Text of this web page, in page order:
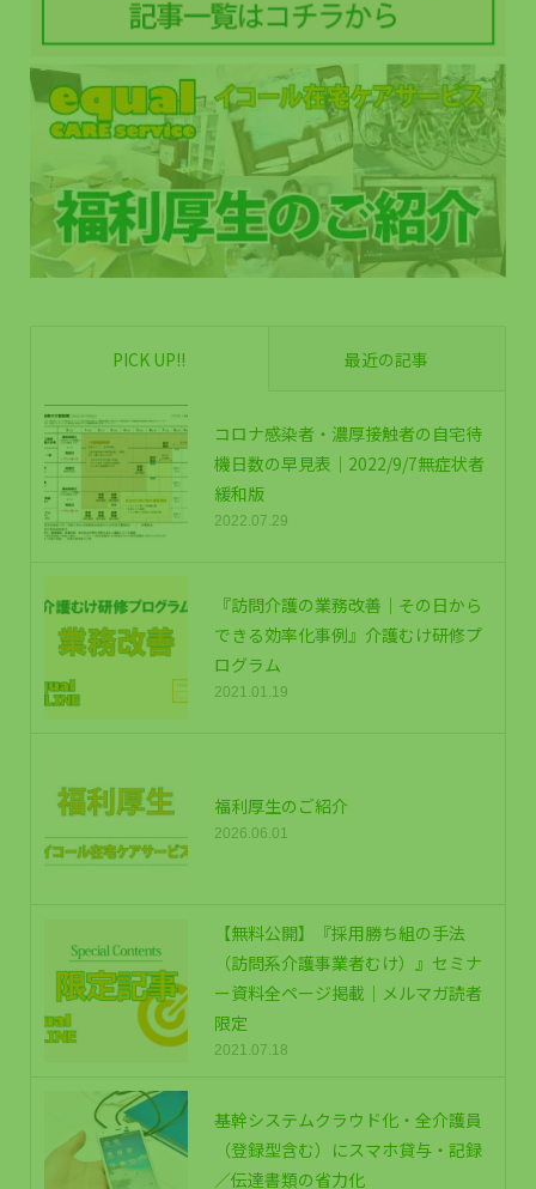
PICK UP!! 最近の記事
コロナ感染者・濃厚接触者の自宅待
機日数の早見表｜2022/9/7無症状者
緩和版
2022.07.29
『訪問介護の業務改善｜その日から
できる効率化事例』介護むけ研修プ
ログラム
2021.01.19
福利厚生のご紹介
2026.06.01
【無料公開】『採用勝ち組の手法
（訪問系介護事業者むけ）』セミナ
ー資料全ページ掲載｜メルマガ読者
限定
2021.07.18
基幹システムクラウド化・全介護員
（登録型含む）にスマホ貸与・記録
／伝達書類の省力化